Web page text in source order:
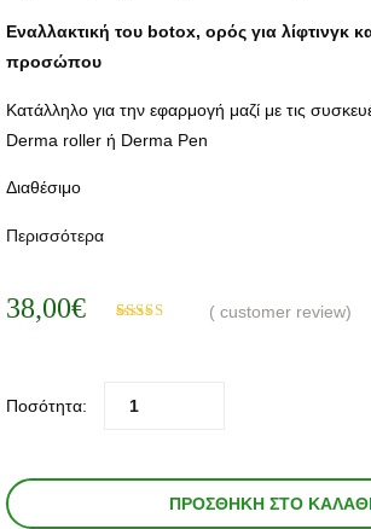
Εναλλακτική του botox, ορός για λίφτινγκ
προσώπου
Κατάλληλο για την εφαρμογή μαζί με τις
Derma roller ή Derma Pen
Διαθέσιμο
Περισσότερα
38,00€
πελάτη
( customer review)
Ποσότητα:
ΠΡΟΣΘΉΚΗ ΣΤΟ ΚΑΛΆΘΙ